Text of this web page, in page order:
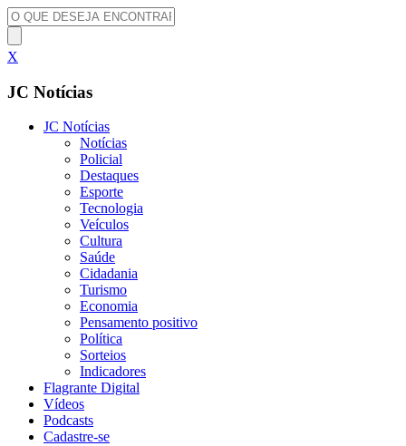
X
JC Notícias
JC Notícias
Notícias
Policial
Destaques
Esporte
Tecnologia
Veículos
Cultura
Saúde
Cidadania
Turismo
Economia
Pensamento positivo
Política
Sorteios
Indicadores
Flagrante Digital
Vídeos
Podcasts
Cadastre-se